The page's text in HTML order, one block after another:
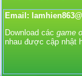
Email:
Download các game
nhau được cập nhật